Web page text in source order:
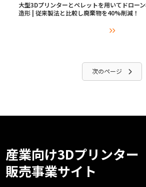
大型3Dプリンターとペレットを用いてドロー
造形 | 従来製法と比較し廃棄物を40%削減！

次のページ 
産業向け3Dプリンター
販売事業サイト